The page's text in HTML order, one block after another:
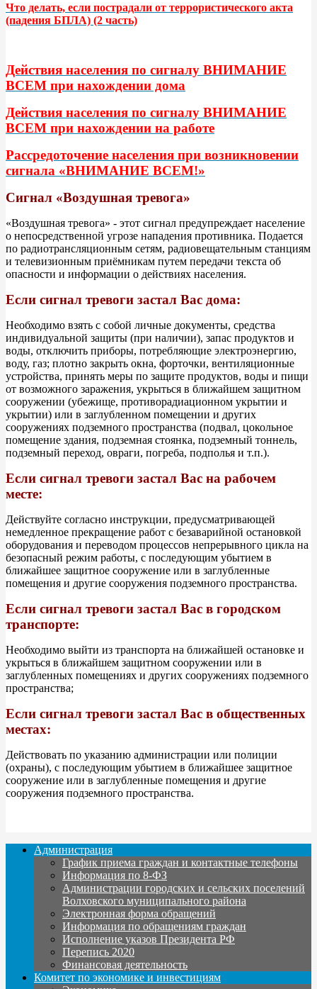
Что делать, если пострадали от террористического акта
(падения БПЛА) (2 часть)
Действия населения по сигналу ВНИМАНИЕ
ВСЕМ при нахождении дома
Действия населения по сигналу ВНИМАНИЕ
ВСЕМ при нахождении на работе
Рассредоточение населения при возникновении
сигнала «ВНИМАНИЕ ВСЕМ!»
Сигнал «Воздушная тревога»
«Воздушная тревога» - этот сигнал предупреждает население
о непосредственной угрозе нападения противника. Подается
по радиотрансляционным сетям, радиовещательным станциям
и телевизионным приёмникам путем передачи текста об
опасности и информации о действиях населения.
Если сигнал тревоги застал Вас дома:
Необходимо взять с собой личные документы, средства
индивидуальной защиты (при наличии), запас продуктов и
воды, отключить приборы, потребляющие электроэнергию,
воду, газ; плотно закрыть окна, форточки, вентиляционные
устройства, принять меры по защите продуктов, воды и пищи
от возможного заражения, укрыться в ближайшем защитном
сооружении (убежище, противорадиационном укрытии и
укрытии) или в заглубленном помещении и других
сооружениях подземного пространства (подвал, цокольное
помещение здания, подземная стоянка, подземный тоннель,
подземный переход, овраги, погреба, подполья и т.п.).
Если сигнал тревоги застал Вас на рабочем
месте:
Действуйте согласно инструкции, предусматривающей
немедленное прекращение работ с безаварийной остановкой
оборудования и переводом процессов непрерывного цикла на
безопасный режим работы, с последующим убытием в
ближайшее защитное сооружение или в заглубленные
помещения и другие сооружения подземного пространства.
Если сигнал тревоги застал Вас в городском
транспорте:
Необходимо выйти из транспорта на ближайшей остановке и
укрыться в ближайшем защитном сооружении или в
заглубленных помещениях и других сооружениях подземного
пространства;
Если сигнал тревоги застал Вас в общественных
местах:
Действовать по указанию администрации или полиции
(охраны), с последующим убытием в ближайшее защитное
сооружение или в заглубленные помещения и другие
сооружения подземного пространства.
Администрация
График приема граждан и контактные телефоны
Информация по 8-ФЗ
Администрации городских и сельских поселений
Волховского муниципального района
Электронная форма обращений
Информация по обращениям граждан
Исполнение указов Президента РФ
Перепись 2020
Финансовая деятельность
Комитет по экономике и инвестициям